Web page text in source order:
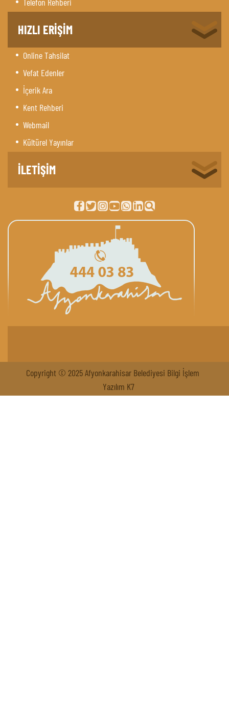
HIZLI ERİŞİM
Online Tahsilat
Vefat Edenler
İçerik Ara
Kent Rehberi
Webmail
Kültürel Yayınlar
İLETİŞİM
Copyright © 2025 Afyonkarahisar Belediyesi Bilgi İşlem
Yazılım K7